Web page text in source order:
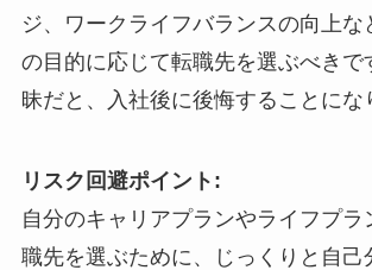
ジ、ワークライフバランスの向上な
の目的に応じて転職先を選ぶべきで
昧だと、入社後に後悔することにな
リスク回避ポイント:
自分のキャリアプランやライフプラ
職先を選ぶために、じっくりと自己